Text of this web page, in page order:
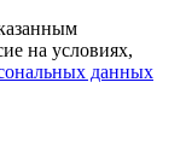
на условиях,
данных